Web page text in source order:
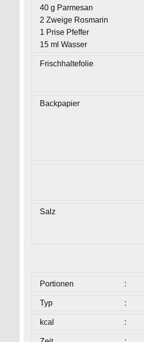
40 g Parmesan
2 Zweige Rosmarin
1 Prise Pfeffer
15 ml Wasser
Frischhaltefolie
Backpapier
Salz
Portionen :
Typ :
kcal :